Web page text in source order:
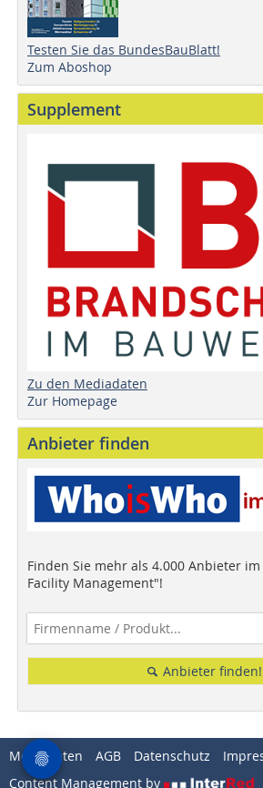
Testen Sie das BundesBauBlatt!
Zum Aboshop
Supplement
Zu den Mediadaten
Zur Homepage
Anbieter finden
Finden Sie mehr als 4.000 Anbieter
Facility Management"!
Anbieter finden!
Mediadaten AGB Datenschutz
Content Management by